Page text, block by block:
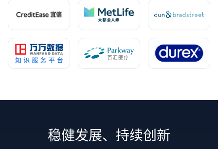
稳健发展、持续创新